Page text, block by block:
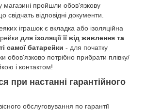
магазині пройшли обов'язкову
відповідні документи.
іграшок є вкладка або ізоляційна
для ізоляції її від живлення та
самої батарейки - для початку
обов'язково потрібно прибрати плівку/
і контактом!
при настанні гарантійного
обслуговування по гарантії